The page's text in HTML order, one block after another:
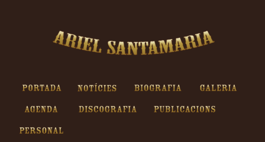
Portada Notícies Biografia Galeria
Agenda Discografia Publicacions
Personal